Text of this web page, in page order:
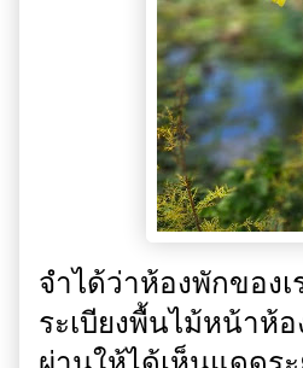
จำได้ว่าห้องพักขอ
ระเบียงพื้นไม้หน้า